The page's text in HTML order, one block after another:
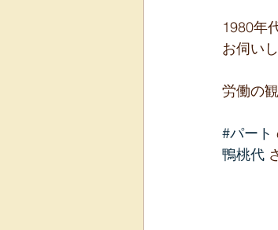
1980年
お伺い
労働の
#パート
鴨桃代